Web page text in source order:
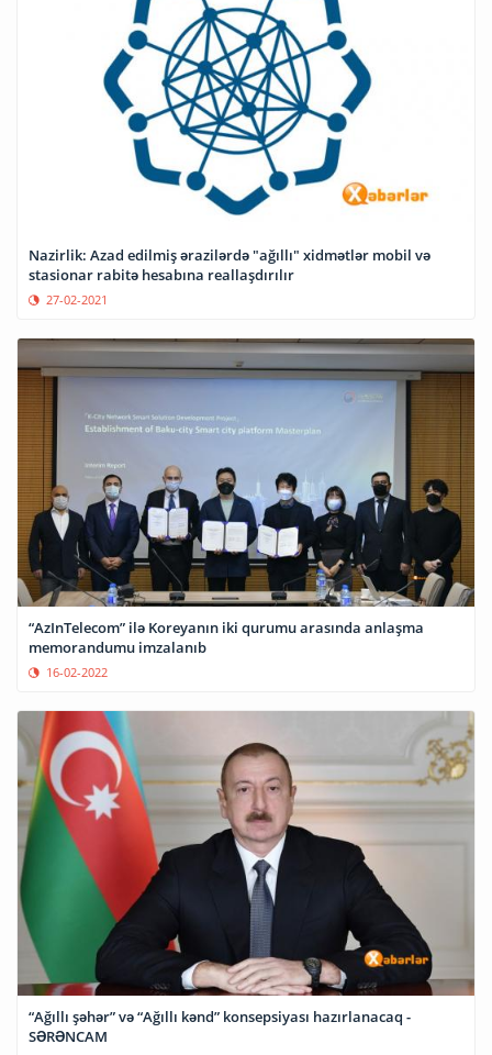
Nazirlik: Azad edilmiş ərazilərdə "ağıllı" xidmətlər mobil və
stasionar rabitə hesabına reallaşdırılır
27-02-2021
“AzInTelecom” ilə Koreyanın iki qurumu arasında anlaşma
memorandumu imzalanıb
16-02-2022
“Ağıllı şəhər” və “Ağıllı kənd” konsepsiyası hazırlanacaq -
SƏRƏNCAM